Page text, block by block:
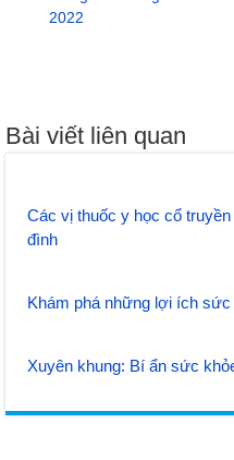
2022
Bài viết liên quan
Các vị thuốc y học cổ
đình
Khám phá những lợi ích
Xuyên khung: Bí ẩn sức